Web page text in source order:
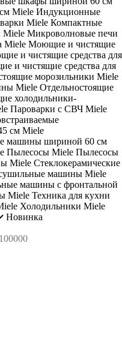
Miele Индукционные
Miele Компактные
Микроволновые печи
Miele Моющие и чистящие
и чистящие средства для
и чистящие средства для
морозильники Miele
Miele Отдельностоящие
холодильники-
Пароварки с СВЧ Miele
см Miele
машины шириной 60 см
Пылесосы Miele Пылесосы
Miele Стеклокерамические
машины Miele
машины с фронтальной
Miele Техника для кухни
Холодильники Miele
Новинка